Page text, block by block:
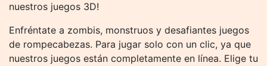
nuestros juegos 3D!
Enfréntate a zombis, monstruos y desafiantes juegos
de rompecabezas. Para jugar solo con un clic, ya que
nuestros juegos están completamente en línea. Elige tu